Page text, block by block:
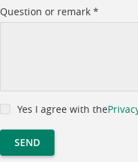
Question or remark *
Yes I agree with the
SEND